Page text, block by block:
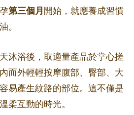
第三個月 開始，就應養成習慣
。
沐浴後，取適量產品於掌心搓
而外輕輕按摩腹部、臀部、大
易產生紋路的部位。這不僅是
柔互動的時光。